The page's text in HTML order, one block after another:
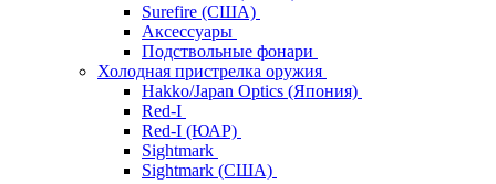
Surefire (США)
Аксессуары
Подствольные фонари
Холодная пристрелка оружия
Hakko/Japan Optics (Япония)
Red-I
Red-I (ЮАР)
Sightmark
Sightmark (США)